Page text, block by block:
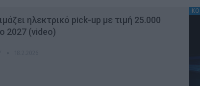
ηλεκτρικό pick-up με τιμή 25.000
2027 (video)